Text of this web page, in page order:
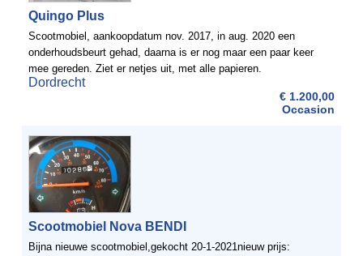
Quingo Plus
Scootmobiel, aankoopdatum nov. 2017, in aug. 2020 een
onderhoudsbeurt gehad, daarna is er nog maar een paar keer
mee gereden. Ziet er netjes uit, met alle papieren.
Dordrecht
€ 1.200,00
Occasion
Scootmobiel Nova BENDI
Bijna nieuwe scootmobiel,gekocht 20-1-2021nieuw prijs: